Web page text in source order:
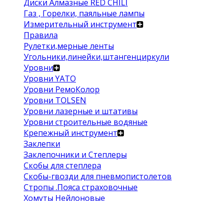
Диски Алмазные RED CHILI
Газ , Горелки, паяльные лампы
Измерительный инструмент
Правила
Рулетки,мерные ленты
Угольники,линейки,штангенциркули
Уровни
Уровни YATO
Уровни РемоКолор
Уровни TOLSEN
Уровни лазерные и штативы
Уровни строительные водяные
Крепежный инструмент
Заклепки
Заклепочники и Степлеры
Скобы для степлера
Скобы-гвозди для пневмопистолетов
Стропы .Пояса страховочные
Хомуты Нейлоновые